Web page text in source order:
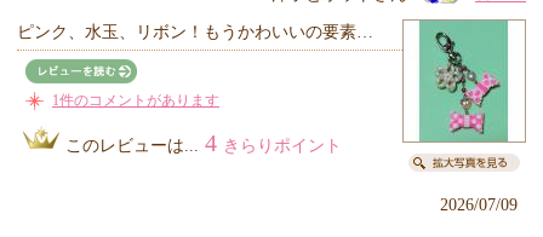
ピンク、水玉、リボン！もうかわいいの要素…
1件のコメントがあります
このレビューは... 4 きらりポイント
2026/07/09